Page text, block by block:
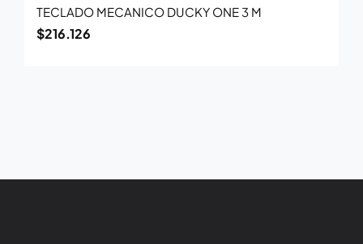
TECLADO MECANICO DUCKY ONE 3 M
$216.126